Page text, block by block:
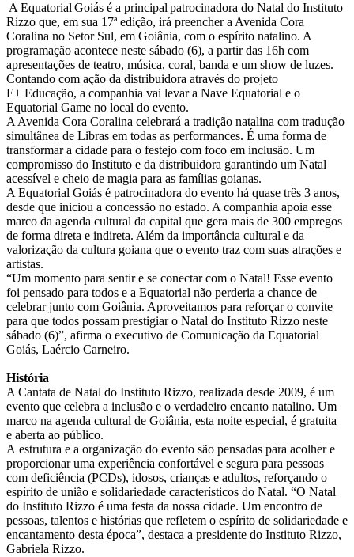
A Equatorial Goiás é a principal patrocinadora do Natal do Instituto
Rizzo que, em sua 17ª edição, irá preencher a Avenida Cora
Coralina no Setor Sul, em Goiânia, com o espírito natalino. A
programação acontece neste sábado (6), a partir das 16h com
apresentações de teatro, música, coral, banda e um show de luzes.
Contando com ação da distribuidora através do projeto
E+ Educação, a companhia vai levar a Nave Equatorial e o
Equatorial Game no local do evento.
A Avenida Cora Coralina celebrará a tradição natalina com tradução
simultânea de Libras em todas as performances. É uma forma de
transformar a cidade para o festejo com foco em inclusão. Um
compromisso do Instituto e da distribuidora garantindo um Natal
acessível e cheio de magia para as famílias goianas.
A Equatorial Goiás é patrocinadora do evento há quase três 3 anos,
desde que iniciou a concessão no estado. A companhia apoia esse
marco da agenda cultural da capital que gera mais de 300 empregos
de forma direta e indireta. Além da importância cultural e da
valorização da cultura goiana que o evento traz com suas atrações e
artistas.
“Um momento para sentir e se conectar com o Natal! Esse evento
foi pensado para todos e a Equatorial não perderia a chance de
celebrar junto com Goiânia. Aproveitamos para reforçar o convite
para que todos possam prestigiar o Natal do Instituto Rizzo neste
sábado (6)”, afirma o executivo de Comunicação da Equatorial
Goiás, Laércio Carneiro.
História
A Cantata de Natal do Instituto Rizzo, realizada desde 2009, é um
evento que celebra a inclusão e o verdadeiro encanto natalino. Um
marco na agenda cultural de Goiânia, esta noite especial, é gratuita
e aberta ao público.
A estrutura e a organização do evento são pensadas para acolher e
proporcionar uma experiência confortável e segura para pessoas
com deficiência (PCDs), idosos, crianças e adultos, reforçando o
espírito de união e solidariedade característicos do Natal. “O Natal
do Instituto Rizzo é uma festa da nossa cidade. Um encontro de
pessoas, talentos e histórias que refletem o espírito de solidariedade e
encantamento desta época”, destaca a presidente do Instituto Rizzo,
Gabriela Rizzo.